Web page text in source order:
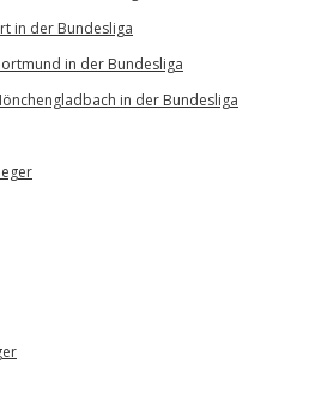
in der Bundesliga
in der Bundesliga
in der Bundesliga